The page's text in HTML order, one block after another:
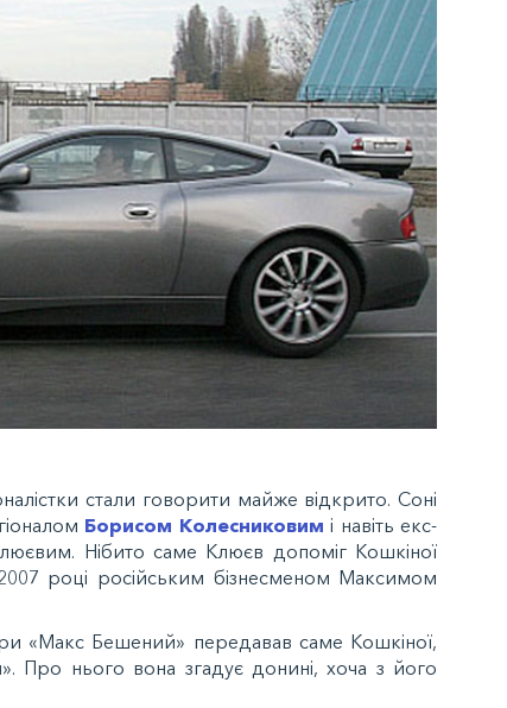
стали говорити майже відкрито. Соні
Борисом Колесниковим і навіть екс-
Нібито саме Клюєв допоміг Кошкіної
році російським бізнесменом Максимом
«Макс Бешений» передавав саме Кошкіної,
Про нього вона згадує донині, хоча з його